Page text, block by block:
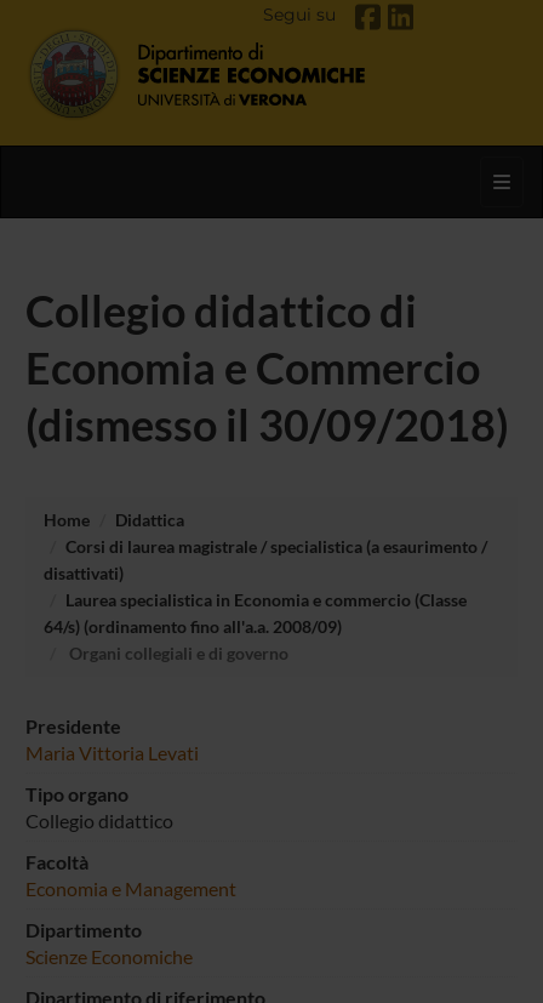
Segui su
Collegio didattico di
Economia e Commercio
(dismesso il 30/09/2018)
Home
Didattica
Corsi di laurea magistrale / specialistica (a esaurimento /
disattivati)
Laurea specialistica in Economia e commercio (Classe
64/s) (ordinamento fino all'a.a. 2008/09)
Organi collegiali e di governo
Presidente
Maria Vittoria Levati
Tipo organo
Collegio didattico
Facoltà
Economia e Management
Dipartimento
Scienze Economiche
Dipartimento di riferimento